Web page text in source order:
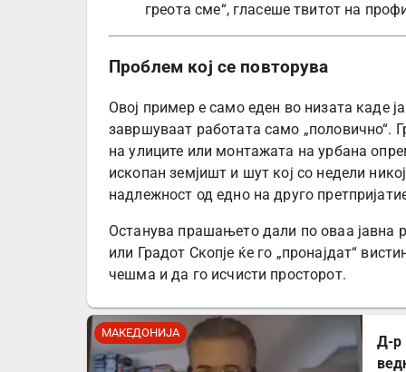
греота сме“, гласеше твитот на
Проблем кој се повторува
Овој пример е само еден во низата каде
завршуваат работата само „половично“.
на улиците или монтажата на урбана
ископан земјишт и шут кој со недели
надлежност од едно на друго
Останува прашањето дали по оваа јавна
или Градот Скопје ќе го „пронајдат“
чешма и да го исчисти просторот.
МАКЕДОНИЈА
Д-р